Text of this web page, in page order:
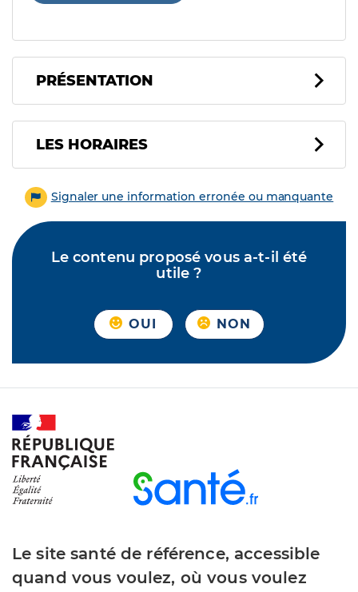
PRÉSENTATION
LES HORAIRES
Signaler une information erronée ou manquante
Le contenu proposé vous a-t-il été
utile ?
OUI NON
Le site santé de référence, accessible
quand vous voulez, où vous voulez